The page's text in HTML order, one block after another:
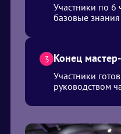
Участники по 6
базовые
3 Конец
Участники
руководством